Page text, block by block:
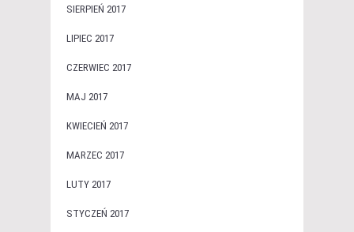
SIERPIEŃ 2017
LIPIEC 2017
CZERWIEC 2017
MAJ 2017
KWIECIEŃ 2017
MARZEC 2017
LUTY 2017
STYCZEŃ 2017